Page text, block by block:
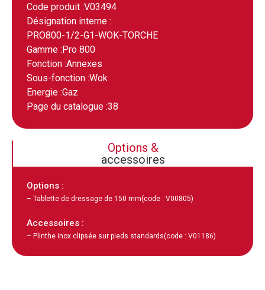
Code produit :V03494
Désignation interne :
PRO800-1/2-G1-WOK-TORCHE
Gamme :Pro 800
Fonction :Annexes
Sous-fonction :Wok
Energie :Gaz
Page du catalogue :38
Options &
accessoires
Options :
– Tablette de dressage de 150 mm(code : V00805)
Accessoires :
– Plinthe inox clipsée sur pieds standards(code : V01186)